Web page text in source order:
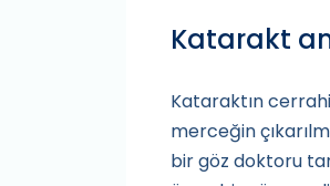
Katarakt
Kataraktın
merceğin
bir göz doktoru